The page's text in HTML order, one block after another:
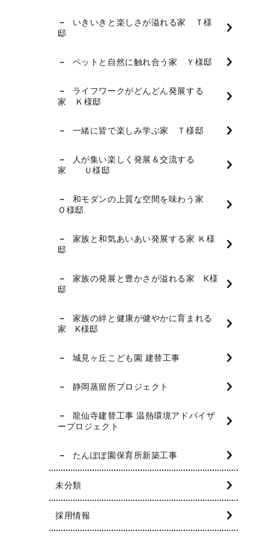
いきいきと楽しさが溢れる家 Ｔ様
邸
ペットと自然に触れ合う家 Ｙ様邸
ライフワークがどんどん発展する
家 Ｋ様邸
一緒に皆で楽しみ学ぶ家 Ｔ様邸
人が集い楽しく発展＆交流する
家 Ｕ様邸
和モダンの上質な空間を味わう家
Ｏ様邸
家族と和気あいあい発展する家 Ｋ様
邸
家族の発展と豊かさが溢れる家 K様
邸
家族の絆と健康が健やかに育まれる
家 K様邸
城見ヶ丘こども園 建替工事
静岡蒸留所プロジェクト
龍仙寺建替工事 温熱環境アドバイザ
ープロジェクト
たんぽぽ園保育所新築工事
未分類
採用情報